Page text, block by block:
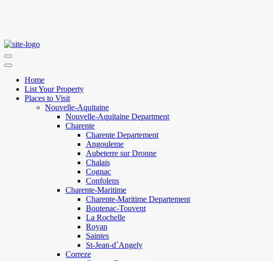
Home
List Your Property
Places to Visit
Nouvelle-Aquitaine
Nouvelle-Aquitaine Department
Charente
Charente Departement
Angouleme
Aubeterre sur Dronne
Chalais
Cognac
Confolens
Charente-Maritime
Charente-Maritime Departement
Boutenac-Touvent
La Rochelle
Royan
Saintes
St-Jean-d`Angely
Correze